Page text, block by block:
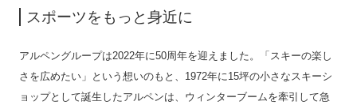
スポーツをもっと身近に
アルペングループは2022年に50周年を迎えました。「スキーの楽し
さを広めたい」という想いのもと、1972年に15坪の小さなスキーシ
ョップとして誕生したアルペンは、ウィンターブームを牽引して急